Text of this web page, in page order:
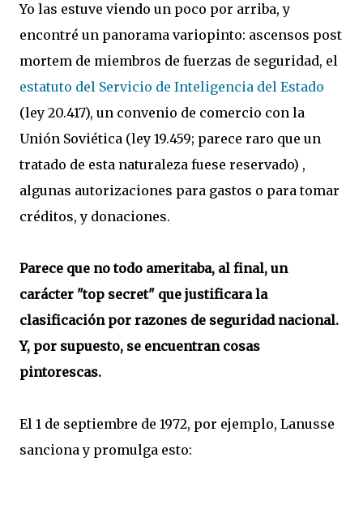
Yo las estuve viendo un poco por arriba, y
encontré un panorama variopinto: ascensos post
mortem de miembros de fuerzas de seguridad, el
estatuto del Servicio de Inteligencia del Estado
(ley 20.417), un convenio de comercio con la
Unión Soviética (ley 19.459; parece raro que un
tratado de esta naturaleza fuese reservado) ,
algunas autorizaciones para gastos o para tomar
créditos, y donaciones.
Parece que no todo ameritaba, al final, un
carácter "top secret" que justificara la
clasificación por razones de seguridad nacional.
Y, por supuesto, se encuentran cosas
pintorescas.
El 1 de septiembre de 1972, por ejemplo, Lanusse
sanciona y promulga esto: